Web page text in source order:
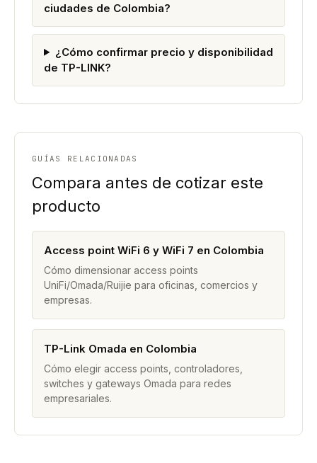
ciudades de Colombia?
¿Cómo confirmar precio y disponibilidad
de TP-LINK?
GUÍAS RELACIONADAS
Compara antes de cotizar este
producto
Access point WiFi 6 y WiFi 7 en Colombia
Cómo dimensionar access points
UniFi/Omada/Ruijie para oficinas, comercios y
empresas.
TP-Link Omada en Colombia
Cómo elegir access points, controladores,
switches y gateways Omada para redes
empresariales.